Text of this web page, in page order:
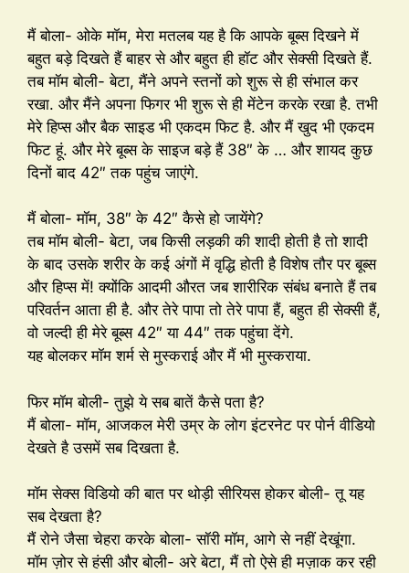
मैं बोला- ओके मॉम, मेरा मतलब यह है कि आपके बूब्स दिखने में
बहुत बड़े दिखते हैं बाहर से और बहुत ही हॉट और सेक्सी दिखते हैं.
तब मॉम बोली- बेटा, मैंने अपने स्तनों को शुरू से ही संभाल कर
रखा. और मैंने अपना फिगर भी शुरू से ही मेंटेन करके रखा है. तभी
मेरे हिप्स और बैक साइड भी एकदम फिट है. और मैं खुद भी एकदम
फिट हूं. और मेरे बूब्स के साइज बड़े हैं 38″ के … और शायद कुछ
दिनों बाद 42″ तक पहुंच जाएंगे.
मैं बोला- मॉम, 38″ के 42″ कैसे हो जायेंगे?
तब मॉम बोली- बेटा, जब किसी लड़की की शादी होती है तो शादी
के बाद उसके शरीर के कई अंगों में वृद्धि होती है विशेष तौर पर बूब्स
और हिप्स में! क्योंकि आदमी औरत जब शारीरिक संबंध बनाते हैं तब
परिवर्तन आता ही है. और तेरे पापा तो तेरे पापा हैं, बहुत ही सेक्सी हैं,
वो जल्दी ही मेरे बूब्स 42″ या 44″ तक पहुंचा देंगे.
यह बोलकर मॉम शर्म से मुस्कराई और मैं भी मुस्कराया.
फिर मॉम बोली- तुझे ये सब बातें कैसे पता है?
मैं बोला- मॉम, आजकल मेरी उम्र के लोग इंटरनेट पर पोर्न वीडियो
देखते है उसमें सब दिखता है.
मॉम सेक्स विडियो की बात पर थोड़ी सीरियस होकर बोली- तू यह
सब देखता है?
मैं रोने जैसा चेहरा करके बोला- सॉरी मॉम, आगे से नहीं देखूंगा.
मॉम ज़ोर से हंसी और बोली- अरे बेटा, मैं तो ऐसे ही मज़ाक कर रही